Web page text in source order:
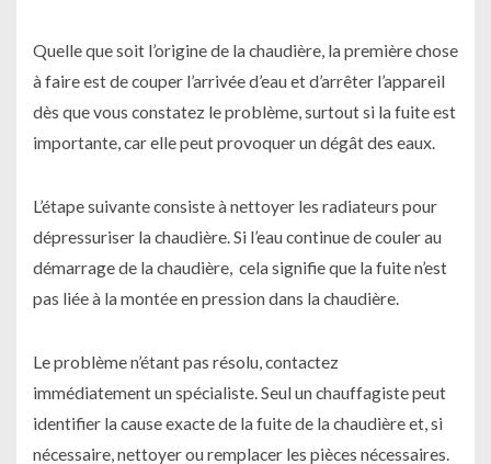
Quelle que soit l’origine de la chaudière, la première chose
à faire est de couper l’arrivée d’eau et d’arrêter l’appareil
dès que vous constatez le problème, surtout si la fuite est
importante, car elle peut provoquer un dégât des eaux.
L’étape suivante consiste à nettoyer les radiateurs pour
dépressuriser la chaudière. Si l’eau continue de couler au
démarrage de la chaudière, cela signifie que la fuite n’est
pas liée à la montée en pression dans la chaudière.
Le problème n’étant pas résolu, contactez
immédiatement un spécialiste. Seul un chauffagiste peut
identifier la cause exacte de la fuite de la chaudière et, si
nécessaire, nettoyer ou remplacer les pièces nécessaires.